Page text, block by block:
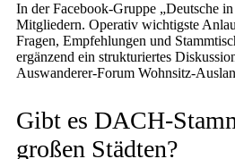
In der Facebook-Gruppe „Deutsche
Mitgliedern. Operativ wichtigste
Fragen, Empfehlungen und
ergänzend ein strukturiertes
Auswanderer-Forum Wohnsitz-
Gibt es DACH-
großen Städten?